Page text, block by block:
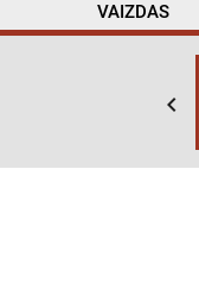
VAIZDAS
keyboard_arrow_left